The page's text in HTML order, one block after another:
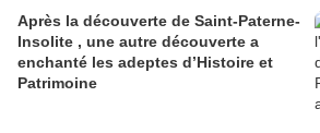
Après la découverte de Saint-Paterne-
Insolite , une autre découverte a
enchanté les adeptes d’Histoire et
Patrimoine